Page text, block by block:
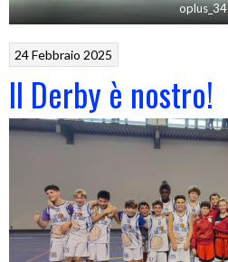
oplus_34
24 Febbraio 2025
Il Derby è nostro!